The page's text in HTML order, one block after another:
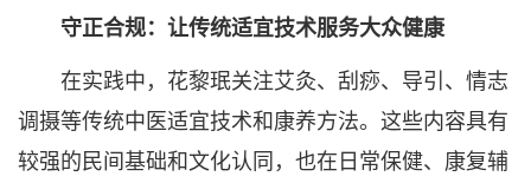
守正合规：让传统适宜技术服务大众健康
在实践中，花黎珉关注艾灸、刮痧、导引、情志
调摄等传统中医适宜技术和康养方法。这些内容具有
较强的民间基础和文化认同，也在日常保健、康复辅